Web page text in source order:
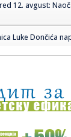
12. avgust:
Luke Dončića
jer ne mogu da se
za